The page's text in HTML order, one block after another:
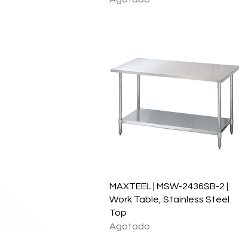
Vista rápida
MAXTEEL | MSW-2436SB-2 |
Work Table, Stainless Steel
Top
Agotado